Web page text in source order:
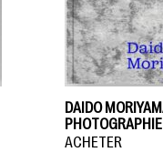
DAIDO
PHOTOGRAPHIE
ACHETER